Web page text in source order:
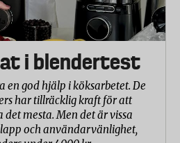
i blendertest
en god hjälp i köksarbetet. De
har tillräcklig kraft för att
det mesta. Men det är vissa
och användarvänlighet,